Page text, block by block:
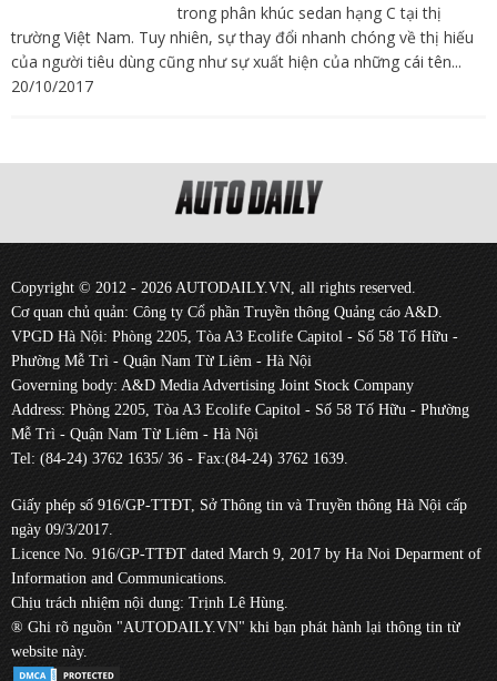
trong phân khúc sedan hạng C tại thị
trường Việt Nam. Tuy nhiên, sự thay đổi nhanh chóng về thị hiếu
của người tiêu dùng cũng như sự xuất hiện của những cái tên...
20/10/2017
Copyright © 2012 - 2026 AUTODAILY.VN, all rights reserved.
Cơ quan chủ quản: Công ty Cổ phần Truyền thông Quảng cáo A&D.
VPGD Hà Nội: Phòng 2205, Tòa A3 Ecolife Capitol - Số 58 Tố Hữu -
Phường Mễ Trì - Quận Nam Từ Liêm - Hà Nội
Governing body: A&D Media Advertising Joint Stock Company
Address: Phòng 2205, Tòa A3 Ecolife Capitol - Số 58 Tố Hữu - Phường
Mễ Trì - Quận Nam Từ Liêm - Hà Nội
Tel: (84-24) 3762 1635/ 36 - Fax:(84-24) 3762 1639.
Giấy phép số 916/GP-TTĐT, Sở Thông tin và Truyền thông Hà Nội cấp
ngày 09/3/2017.
Licence No. 916/GP-TTĐT dated March 9, 2017 by Ha Noi Deparment of
Information and Communications.
Chịu trách nhiệm nội dung: Trịnh Lê Hùng.
® Ghi rõ nguồn "AUTODAILY.VN" khi bạn phát hành lại thông tin từ
website này.